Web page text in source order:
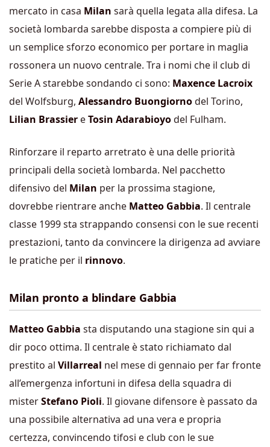
mercato in casa Milan sarà quella legata alla difesa. La
società lombarda sarebbe disposta a compiere più di
un semplice sforzo economico per portare in maglia
rossonera un nuovo centrale. Tra i nomi che il club di
Serie A starebbe sondando ci sono: Maxence Lacroix
del Wolfsburg, Alessandro Buongiornodel Torino,
Lilian Brassier eTosin Adarabioyodel Fulham.
Rinforzare il reparto arretrato è una delle priorità
principali della società lombarda. Nel pacchetto
difensivo del Milan per la prossima stagione,
dovrebbe rientrare anche Matteo Gabbia. Il centrale
classe 1999 sta strappando consensi con le sue recenti
prestazioni, tanto da convincere la dirigenza ad avviare
le pratiche per il rinnovo.
Milan pronto a blindare Gabbia
Matteo Gabbia sta disputando una stagione sin qui a
dir poco ottima. Il centrale è stato richiamato dal
prestito al Villarreal nel mese di gennaio per far fronte
all’emergenza infortuni in difesa della squadra di
misterStefano Pioli. Il giovane difensore è passato da
una possibile alternativa ad una vera e propria
certezza, convincendo tifosi e club con le sue